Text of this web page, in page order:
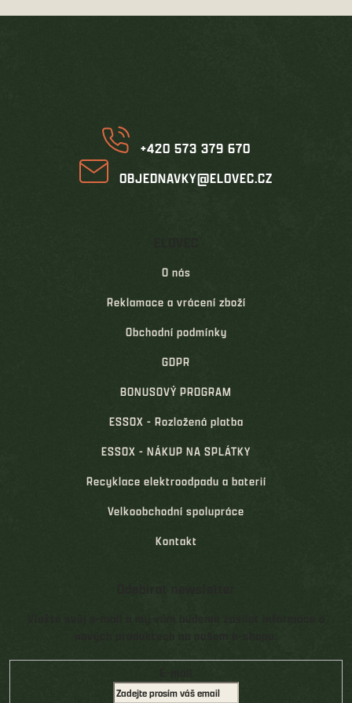
v
p
+420 573 379 670
OBJEDNAVKY@ELOVEC.CZ
O nás
Reklamace a vrácení zboží
Obchodní podmínky
GDPR
BONUSOVÝ PROGRAM
ESSOX - Rozložená platba
ESSOX - NÁKUP NA SPLÁTKY
Recyklace elektroodpadu a baterií
Velkoobchodní spolupráce
Kontakt